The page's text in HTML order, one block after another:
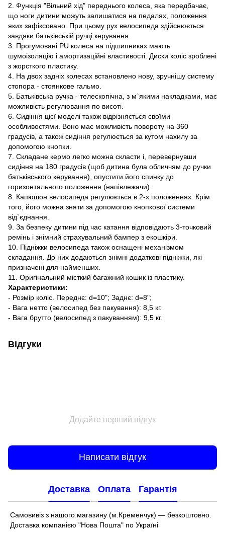
2. Функція "Вільний хід" переднього колеса, яка передбачає,
що ноги дитини можуть залишатися на педалях, положення
яких зафіксовано. При цьому рух велосипеда здійснюється
завдяки батьківській ручці керування.
3. Прогумовані PU колеса на підшипниках мають
шумоізоляцію і амортизаційні властивості. Диски коліс зроблені
з жорсткого пластику.
4. На двох задніх колесах встановлено нову, зручнішу систему
стопора - стоянкове гальмо.
5. Батьківська ручка - телескопічна, з м`якими накладками, має
можливість регулювання по висоті.
6. Сидіння цієї моделі також відрізняється своїми
особливостями. Воно має можливість повороту на 360
градусів, а також сидіння регулюється за кутом нахилу за
допомогою кнопки.
7. Складане кермо легко можна скласти і, перевернувши
сидіння на 180 градусів (щоб дитина була обличчям до ручки
батьківського керування), опустити його спинку до
горизонтального положення (напівлежачи).
8. Капюшон велосипеда регулюється в 2-х положеннях. Крім
того, його можна зняти за допомогою кнопкової системи
від`єднання.
9. За безпеку дитини під час катання відповідають 3-точковий
ремінь і знімний страхувальний бампер з екошкіри.
10. Підніжки велосипеда також оснащені механізмом
складання. До них додаються знімні додаткові підніжки, які
призначені для найменших.
11. Оригінальний місткий багажний кошик із пластику.
Характеристики:
- Розмір коліс. Переднє: d=10"; Заднє: d=8";
- Вага нетто (велосипед без пакування): 8,5 кг.
- Вага брутто (велосипед з пакуванням): 9,5 кг.
Відгуки
Додайте перший відгук
Написати відгук
Доставка Оплата Гарантія
Самовивіз з нашого магазину (м.Кременчук) — безкоштовно.
Доставка компанією "Нова Пошта" по Україні